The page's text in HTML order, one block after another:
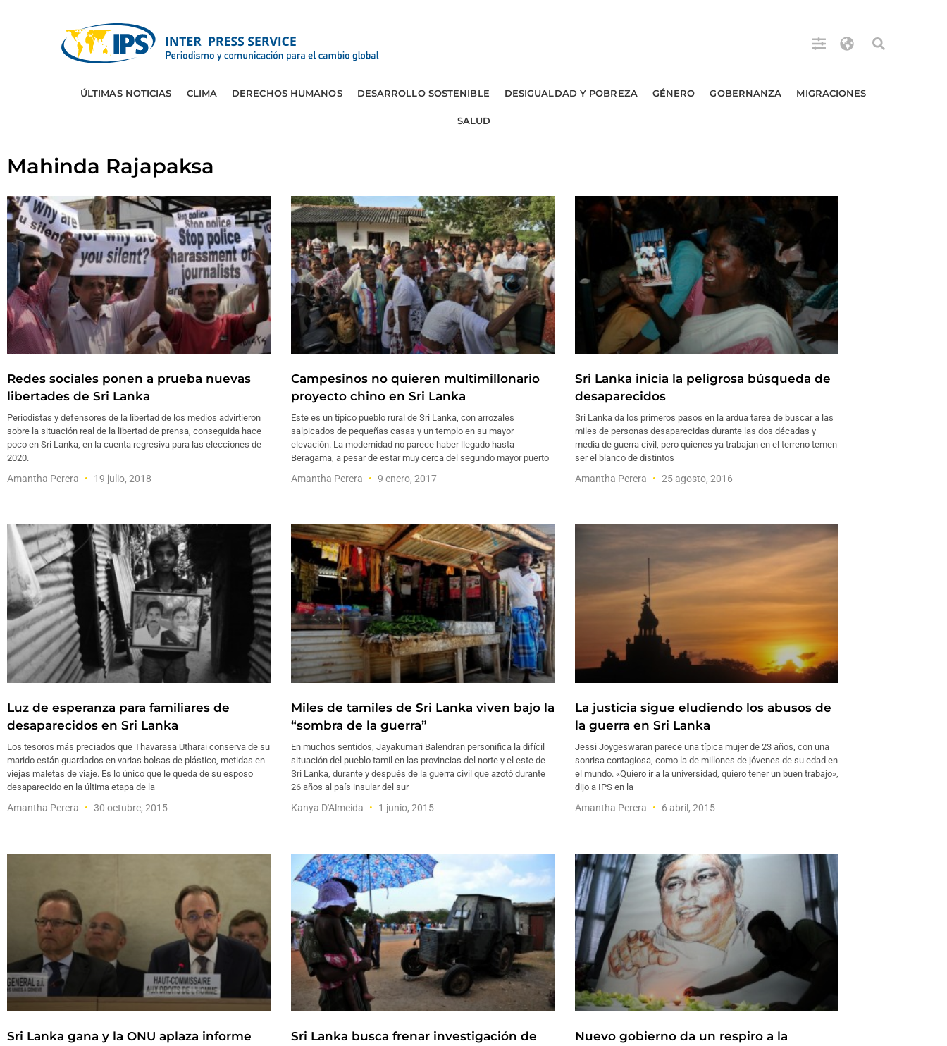
ÚLTIMAS NOTICIAS CLIMA DERECHOS HUMANOS DESARROLLO SOSTENIBLE DESIGUALDAD Y POBREZA GÉNERO GOBERNANZA MIGRACIONES
SALUD
Mahinda Rajapaksa
Redes sociales ponen a prueba nuevas
libertades de Sri Lanka
Periodistas y defensores de la libertad de los medios advirtieron
sobre la situación real de la libertad de prensa, conseguida hace
poco en Sri Lanka, en la cuenta regresiva para las elecciones de
2020.
Amantha Perera 19 julio, 2018
Campesinos no quieren multimillonario
proyecto chino en Sri Lanka
Este es un típico pueblo rural de Sri Lanka, con arrozales
salpicados de pequeñas casas y un templo en su mayor
elevación. La modernidad no parece haber llegado hasta
Beragama, a pesar de estar muy cerca del segundo mayor puerto
Amantha Perera 9 enero, 2017
Sri Lanka inicia la peligrosa búsqueda de
desaparecidos
Sri Lanka da los primeros pasos en la ardua tarea de buscar a las
miles de personas desaparecidas durante las dos décadas y
media de guerra civil, pero quienes ya trabajan en el terreno temen
ser el blanco de distintos
Amantha Perera 25 agosto, 2016
Luz de esperanza para familiares de
desaparecidos en Sri Lanka
Los tesoros más preciados que Thavarasa Utharai conserva de su
marido están guardados en varias bolsas de plástico, metidas en
viejas maletas de viaje. Es lo único que le queda de su esposo
desaparecido en la última etapa de la
Amantha Perera 30 octubre, 2015
Miles de tamiles de Sri Lanka viven bajo la
“sombra de la guerra”
En muchos sentidos, Jayakumari Balendran personifica la difícil
situación del pueblo tamil en las provincias del norte y el este de
Sri Lanka, durante y después de la guerra civil que azotó durante
26 años al país insular del sur
Kanya D'Almeida 1 junio, 2015
La justicia sigue eludiendo los abusos de
la guerra en Sri Lanka
Jessi Joygeswaran parece una típica mujer de 23 años, con una
sonrisa contagiosa, como la de millones de jóvenes de su edad en
el mundo. «Quiero ir a la universidad, quiero tener un buen trabajo»,
dijo a IPS en la
Amantha Perera 6 abril, 2015
Sri Lanka gana y la ONU aplaza informe
Sri Lanka busca frenar investigación de
Nuevo gobierno da un respiro a la